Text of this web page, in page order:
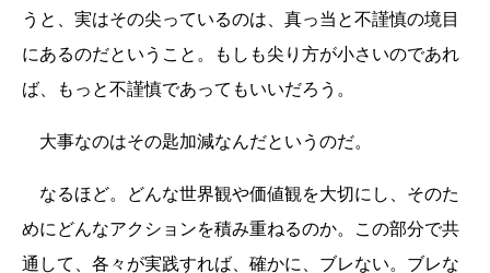
うと、実はその尖っているのは、真っ当と不謹慎の境目
にあるのだということ。もしも尖り方が小さいのであれ
ば、もっと不謹慎であってもいいだろう。
大事なのはその匙加減なんだというのだ。
なるほど。どんな世界観や価値観を大切にし、そのた
めにどんなアクションを積み重ねるのか。この部分で共
通して、各々が実践すれば、確かに、ブレない。ブレな